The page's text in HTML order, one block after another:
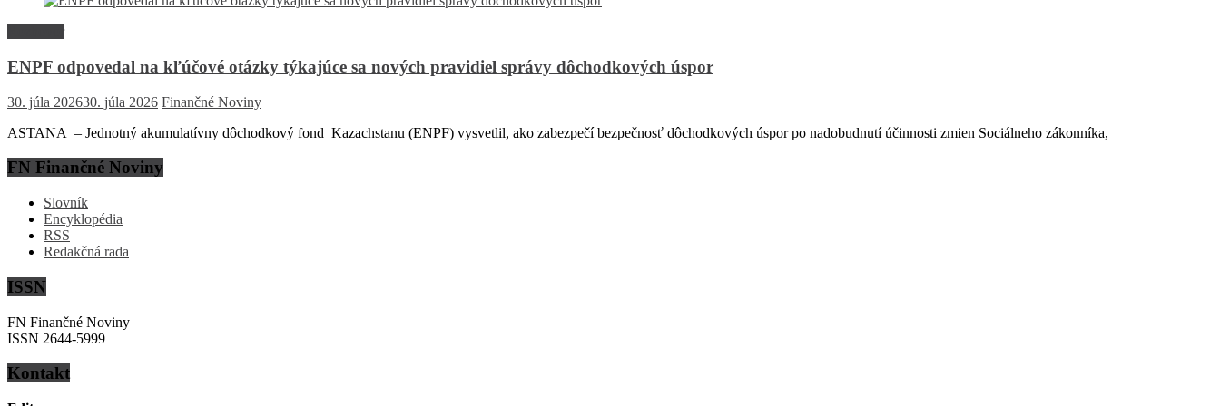
ENPF odpovedal na kľúčové otázky týkajúce sa nových pravidiel správy dôchodkových úspor
30. júla 202630. júla 2026 Finančné Noviny
ASTANA – Jednotný akumulatívny dôchodkový fond Kazachstanu (ENPF) vysvetlil, ako zabezpečí bezpečnosť dôchodkových úspor po nadobudnutí účinnosti zmien Sociálneho zákonníka,
FN Finančné Noviny
Slovník
Encyklopédia
RSS
Redakčná rada
ISSN
FN Finančné Noviny
ISSN 2644-5999
Kontakt